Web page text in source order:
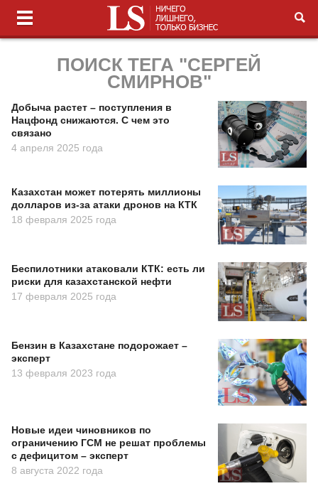
ПОИСК ТЕГА "СЕРГЕЙ
СМИРНОВ"
Добыча растет – поступления в
Нацфонд снижаются. С чем это
связано
4 апреля 2025 года
Казахстан может потерять миллионы
долларов из-за атаки дронов на КТК
18 февраля 2025 года
Беспилотники атаковали КТК: есть ли
риски для казахстанской нефти
17 февраля 2025 года
Бензин в Казахстане подорожает –
эксперт
13 февраля 2023 года
Новые идеи чиновников по
ограничению ГСМ не решат проблемы
с дефицитом – эксперт
8 августа 2022 года